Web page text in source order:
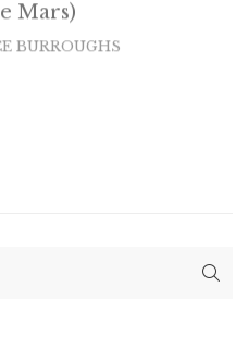
(Le conquérant de la
Mars)
de
prix :